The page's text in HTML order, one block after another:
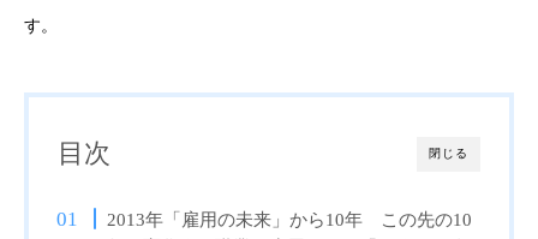
す。
閉じる
目次
2013年「雇用の未来」から10年 この先の10